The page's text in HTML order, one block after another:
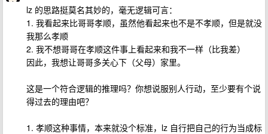
lz 的思路挺莫名其妙的，毫无逻辑可言：
1. 我看起来比哥哥孝顺，虽然他看起来也不是不孝顺，但是就没
我那么孝顺
2. 我不想哥哥在孝顺这件事上看起来和我不一样（比我差）
因此，我想让哥哥多关心下（父母）家里。
这是一个符合逻辑的推理吗？你想说服别人行动，至少要有个说
得过去的理由吧？
1. 孝顺这种事情，本来就没个标准，lz 自行把自己的行为当成标